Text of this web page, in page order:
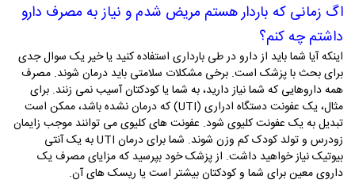
اگ زمانی که باردار هستم مریض شدم و نیاز به مصرف دارو
داشتم چه کنم؟
اینکه آیا شما باید از دارو در طی بارداری استفاده کنید یا خیر یک سوال جدی
برای بحث با پزشک است. برخی مشکلات سلامتی باید درمان شوند. مصرف
همه­ داروهایی که شما نیاز دارید، به شما یا کودک­تان آسیب نمی ­زنند. برای
مثال، یک عفونت دستگاه ادراری (UTI) که درمان نشده باشد، ممکن است
تبدیل به یک عفونت کلیوی شود. عفونت­ های کلیوی می­ توانند موجب زایمان
زودرس و تولد کودک کم وزن شوند. شما برای درمان UTIبه یک آنتی
بیوتیک نیاز خواهید داشت. از پزشک خود بپرسید که مزایای مصرف یک
داروی معین برای شما و کودکتان بیشتر است یا ریسک ­های آن.